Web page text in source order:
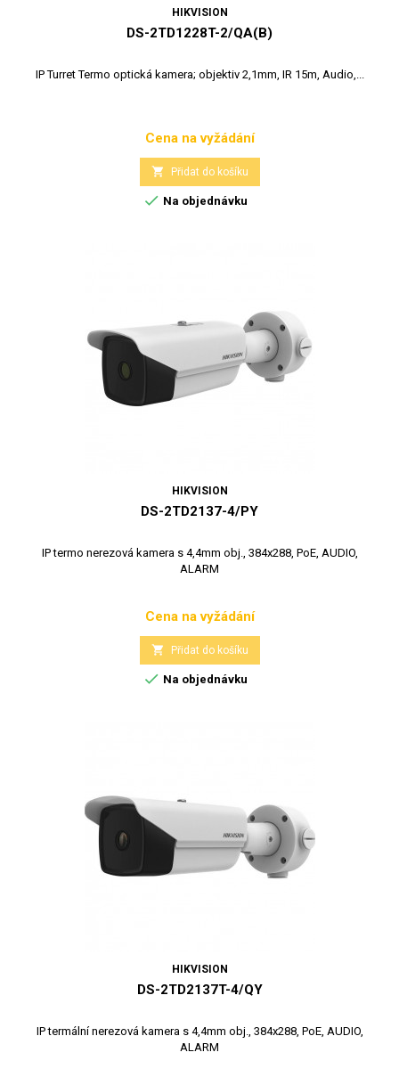
HIKVISION
DS-2TD1228T-2/QA(B)
IP Turret Termo optická kamera; objektiv 2,1mm, IR 15m, Audio,...
Cena
Cena na vyžádání
 Přidat do košíku
 Na objednávku
HIKVISION
DS-2TD2137-4/PY
IP termo nerezová kamera s 4,4mm obj., 384x288, PoE, AUDIO,
ALARM
Cena
Cena na vyžádání
 Přidat do košíku
 Na objednávku
HIKVISION
DS-2TD2137T-4/QY
IP termální nerezová kamera s 4,4mm obj., 384x288, PoE, AUDIO,
ALARM